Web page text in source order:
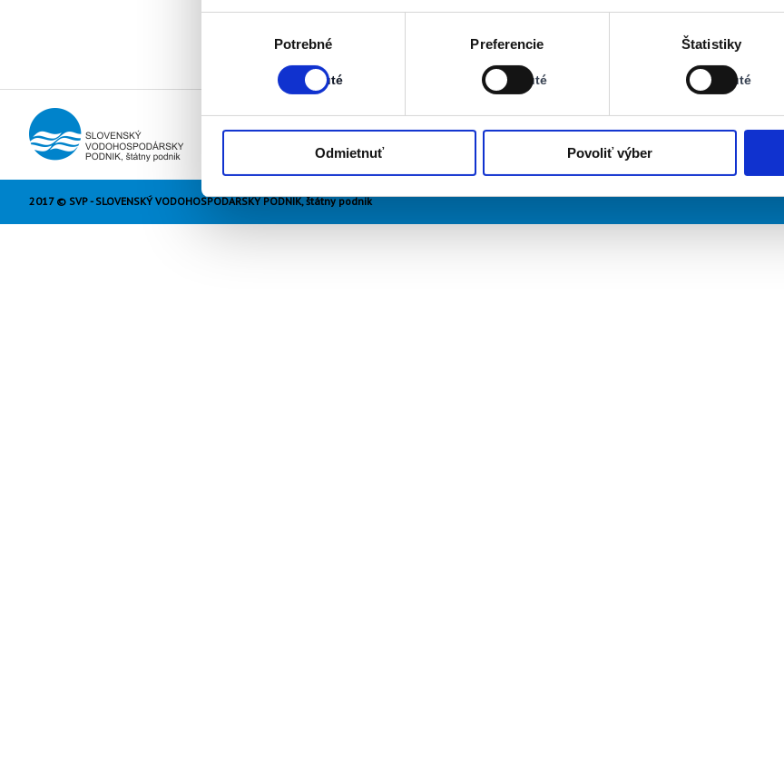
Potrebné
Zapnuté
Stav:
Zapnuté
Preferencie
Vypnuté
Stav:
Vypnuté
Štatistiky
Vypnuté
Stav:
Vypnuté
Odmietnuť Povoliť výber
2017 © SVP - SLOVENSKÝ VODOHOSPODÁRSKY PODNIK, štátny podnik